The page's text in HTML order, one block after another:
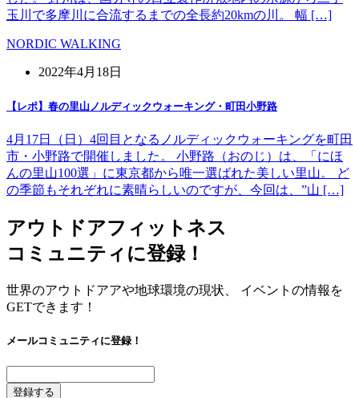
玉川で多摩川に合流するまでの全長約20kmの川。 幅 […]
NORDIC WALKING
2022年4月18日
【レポ】春の里山ノルディックウォーキング・町田小野路
4月17日（日）4回目となるノルディックウォーキングを町田
市・小野路で開催しました。 小野路（おのじ）は、「にほ
んの里山100選」に東京都から唯一選ばれた美しい里山。 ど
の季節もそれぞれに素晴らしいのですが、今回は、”山 […]
アウトドアフィットネス
コミュニティに登録！
世界のアウトドアアや地球環境の現状、 イベントの情報を
GETできます！
メールコミュニティに登録！